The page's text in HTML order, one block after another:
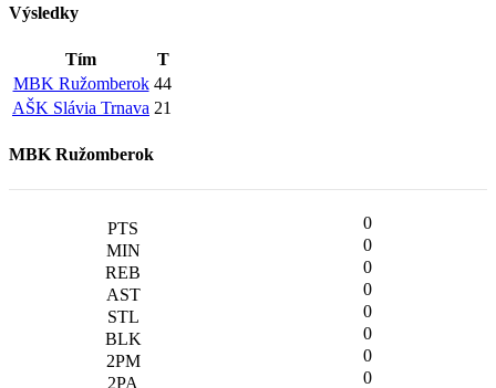
Výsledky
Tím
T
MBK Ružomberok 44
AŠK Slávia Trnava 21
MBK Ružomberok
0
0
0
0
0
0
0
0